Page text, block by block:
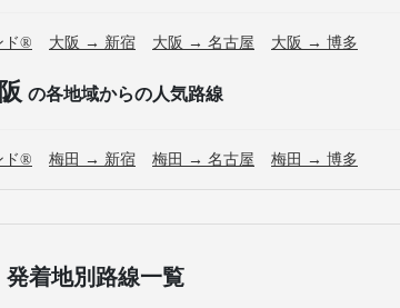
ド® 大阪 → 新宿 大阪 → 名古屋 大阪 → 博多
の各地域からの人気路線
ド® 梅田 → 新宿 梅田 → 名古屋 梅田 → 博多
発着地別路線一覧